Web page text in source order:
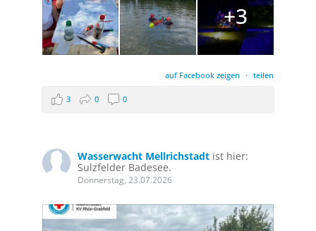
+3
auf Facebook zeigen · teilen
3 0 0
Wasserwacht Mellrichstadt ist hier:
Sulzfelder Badesee.
Donnerstag, 23.07.2026